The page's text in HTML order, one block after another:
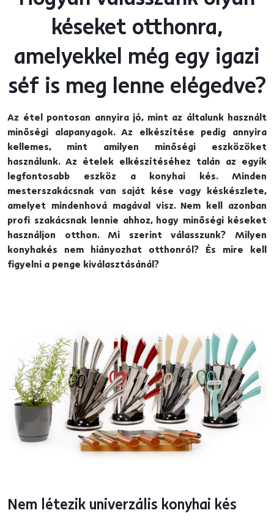
késeket otthonra,
amelyekkel még egy igazi
séf is meg lenne elégedve?
Az étel pontosan annyira jó, mint az általunk használt
minőségi alapanyagok. Az elkészítése pedig annyira
kellemes, mint amilyen minőségi eszközöket
használunk. Az ételek elkészítéséhez talán az egyik
legfontosabb eszköz a konyhai kés. Minden
mesterszakácsnak van saját kése vagy késkészlete,
amelyet mindenhová magával visz. Nem kell azonban
profi szakácsnak lennie ahhoz, hogy minőségi késeket
használjon otthon. Mi szerint válasszunk? Milyen
konyhakés nem hiányozhat otthonról? És mire kell
figyelni a penge kiválasztásánál?
Nem létezik univerzális konyhai kés